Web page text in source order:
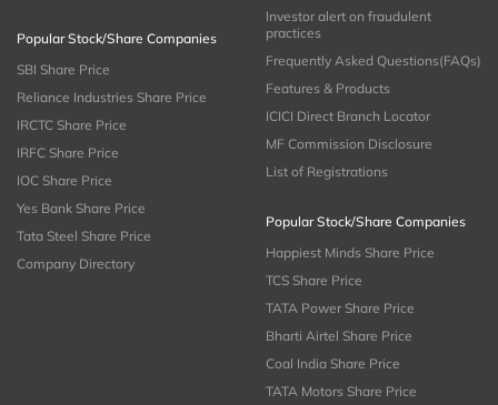
Popular Stock/Share Companies
SBI Share Price
Reliance Industries Share Price
IRCTC Share Price
IRFC Share Price
IOC Share Price
Yes Bank Share Price
Tata Steel Share Price
Company Directory
Investor alert on fraudulent
practices
Frequently Asked Questions(FAQs)
Features & Products
ICICI Direct Branch Locator
MF Commission Disclosure
List of Registrations
Popular Stock/Share Companies
Happiest Minds Share Price
TCS Share Price
TATA Power Share Price
Bharti Airtel Share Price
Coal India Share Price
TATA Motors Share Price